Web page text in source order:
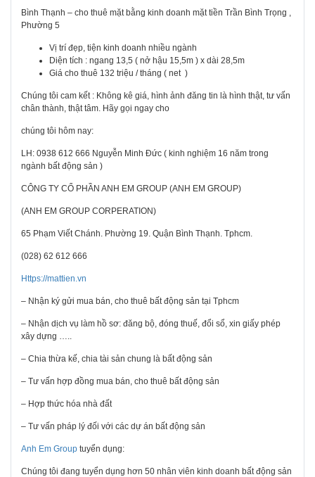
Bình Thạnh – cho thuê mặt bằng kinh doanh mặt tiền Trần Bình Trọng ,
Phường 5
Vị trí đẹp, tiện kinh doanh nhiều ngành
Diện tích : ngang 13,5 ( nở hậu 15,5m ) x dài 28,5m
Giá cho thuê 132 triệu / tháng ( net )
Chúng tôi cam kết : Không kê giá, hình ảnh đăng tin là hình thật, tư vấn
chân thành, thật tâm. Hãy gọi ngay cho
chúng tôi hôm nay:
LH: 0938 612 666 Nguyễn Minh Đức ( kinh nghiệm 16 năm trong
ngành bất động sản )
CÔNG TY CỔ PHẦN ANH EM GROUP (ANH EM GROUP)
(ANH EM GROUP CORPERATION)
65 Phạm Viết Chánh. Phường 19. Quận Bình Thạnh. Tphcm.
(028) 62 612 666
Https://mattien.vn
– Nhận ký gửi mua bán, cho thuê bất động sản tại Tphcm
– Nhận dịch vụ làm hồ sơ: đăng bộ, đóng thuế, đổi sổ, xin giấy phép
xây dựng …..
– Chia thừa kế, chia tài sản chung là bất động sản
– Tư vấn hợp đồng mua bán, cho thuê bất động sản
– Hợp thức hóa nhà đất
– Tư vấn pháp lý đối với các dự án bất động sản
Anh Em Group tuyển dụng:
Chúng tôi đang tuyển dụng hơn 50 nhân viên kinh doanh bất động sản